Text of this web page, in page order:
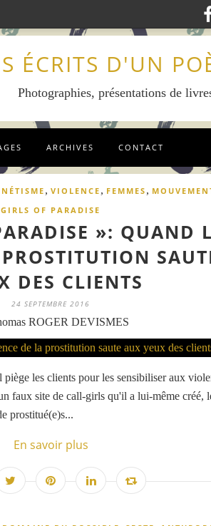
ÉCRITS D'UN
Photographies, présentations de
ARCHIVES CONTACT
, VIOLENCE , FEMMES ,
GIRLS OF PARADISE
»: QUAND
DES CLIENTS
24 SEPTEMBRE 2016
ROGER DEVISMES
les clients pour les sensibiliser aux
faux site de call-girls qu'il a lui-même créé,
prostitué(e)s...
En savoir plus